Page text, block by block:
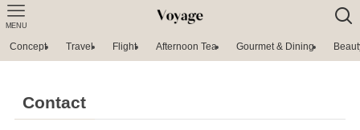
MENU
Concept Travel Flight Afternoon Tea Gourmet & Dining
Contact